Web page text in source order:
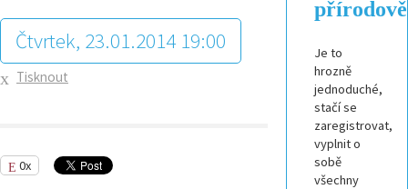
Čtvrtek, 23.01.2014 19:00
Tisknout
0x
Je to
hrozně
jednoduché,
stačí se
zaregistrovat,
vyplnit o
sobě
všechny